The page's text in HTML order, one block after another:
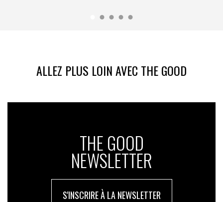
ALLEZ PLUS LOIN AVEC THE GOOD
THE GOOD
NEWSLETTER
S'INSCRIRE À LA NEWSLETTER